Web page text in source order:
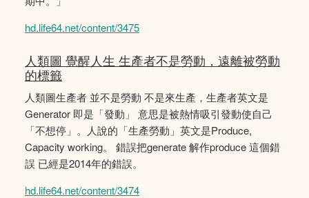
hd.life64.net/content/3475
人類圖 覺醒人生 生產者不是勞動，遠離被勞動
的標籤
人類圖生產者 並不是勞動 不是來生產，生產者英文是
Generator 即是「發動」 意思是被熱情吸引發動使自己
「不想停」。人說的「生產勞動」英文是Produce,
Capacity working。 錯誤把generate 解作produce 這個錯
誤 已經是2014年的錯誤。
hd.life64.net/content/3474